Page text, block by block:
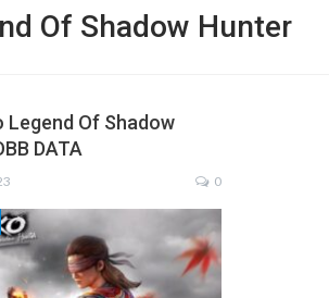
Of Shadow Hunter
Legend Of Shadow
DATA
0